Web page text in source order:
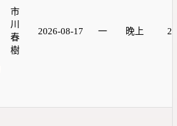
市
川
春
樹
2026-08-17 一 晚上 20